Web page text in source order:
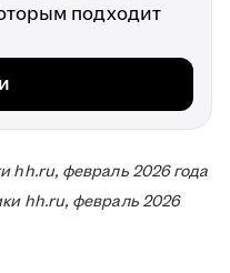
подходит
hh.ru, февраль 2026 года
hh.ru, февраль 2026